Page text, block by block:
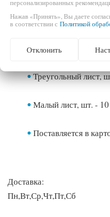
Комплектация
Прямоугольный
Треугольный лист,
Малый лист, шт. - 10
Поставляется в
Доставка:
Пн,Вт,Ср,Чт,Пт,Сб
персонализированных
Нажав «Принять», Вы даете
в соответствии с Политикой
Отклонить